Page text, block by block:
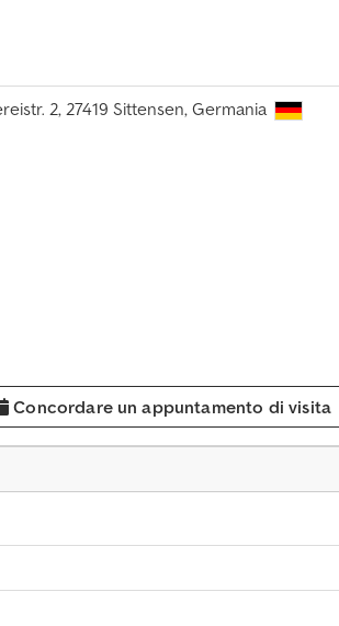
2, 27419 Sittensen, Germania
Concordare un appuntamento di visita